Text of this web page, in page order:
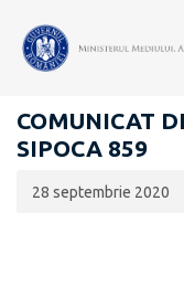
SIPOCA 859
COMUNICAT
SIPOCA 859
publicării:
28 septembrie 2020